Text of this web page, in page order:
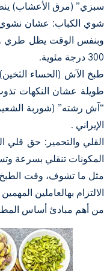
سبزي” (مرق الأعشاب)
شوي الكباب: عشان نشوي
300 درجة مئوية.
طبخ الآش (الحساء
طويلة عشان النكهات
“آش رشته” (شوربة
الإيراني .
القلي والتحمير: حق قلي
المكونات تنقلي بسرعة
مثل ما تشوف، وقت الطبخ
الالتزام بهالعاملين
من أهم مبادئ أساس